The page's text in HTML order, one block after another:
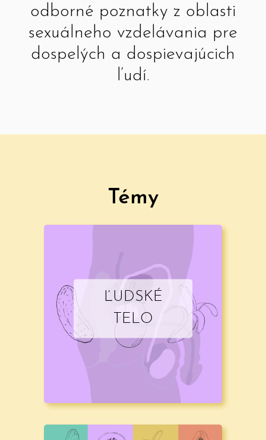
odborné poznatky z oblasti
sexuálneho vzdelávania pre
dospelých a dospievajúcich
ľudí.
Témy
ĽUDSKÉ
TELO